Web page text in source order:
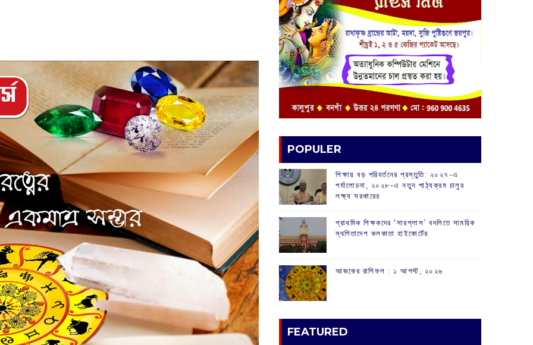
POPULER
শিক্ষায় বড় পরিবর্তনের প্রস্তুতি: ২০২৭-এ
পর্যালোচনা, ২০২৮-এ নতুন পাঠ্যক্রম চালুর
লক্ষ্য সরকারের
প্রাথমিক শিক্ষকদের ‘সারপ্লাস’ বদলিতে সাময়িক
স্থগিতাদেশ কলকাতা হাইকোর্টের
আজকের রাশিফল :‌ ‌‌১ আগস্ট, ২০২৬
FEATURED